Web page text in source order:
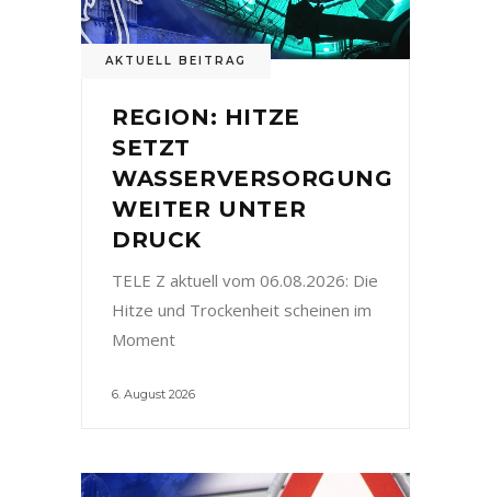
AKTUELL BEITRAG
REGION: HITZE
SETZT
WASSERVERSORGUNG
WEITER UNTER
DRUCK
TELE Z aktuell vom 06.08.2026: Die
Hitze und Trockenheit scheinen im
Moment
6. August 2026